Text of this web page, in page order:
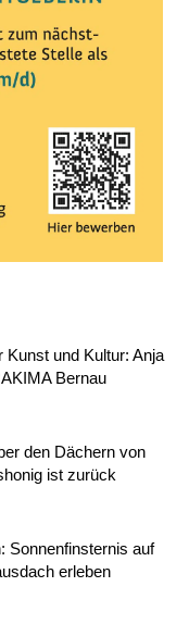
Kunst und Kultur: Anja
Bernau
den Dächern von
ist zurück
Sonnenfinsternis auf
erleben